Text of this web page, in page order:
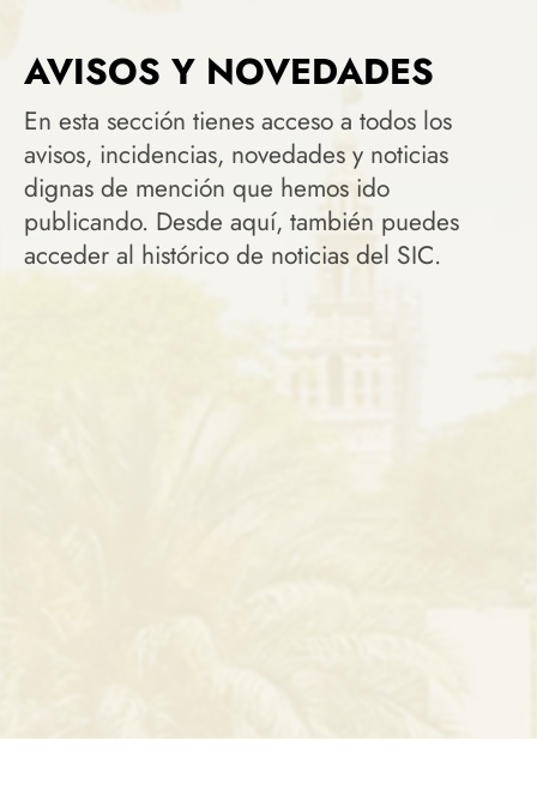
AVISOS Y NOVEDADES
En esta sección tienes acceso a todos los
avisos, incidencias, novedades y noticias
dignas de mención que hemos ido
publicando. Desde aquí, también puedes
acceder al histórico de noticias del SIC.